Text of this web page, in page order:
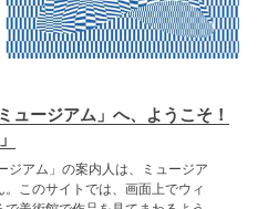
ュージアム」へ、ようこそ！
ジアム」の案内人は、ミュージア
このサイトでは、画面上でウィ